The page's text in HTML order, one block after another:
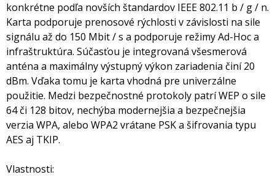
konkrétne podľa novších štandardov IEEE 802.11 b / g / n.
Karta podporuje prenosové rýchlosti v závislosti na sile
signálu až do 150 Mbit / s a podporuje režimy Ad-Hoc a
infraštruktúra. Súčasťou je integrovaná všesmerová
anténa a maximálny výstupný výkon zariadenia činí 20
dBm. Vďaka tomu je karta vhodná pre univerzálne
použitie. Medzi bezpečnostné protokoly patrí WEP o sile
64 či 128 bitov, nechýba modernejšia a bezpečnejšia
verzia WPA, alebo WPA2 vrátane PSK a šifrovania typu
AES aj TKIP.
Vlastnosti: